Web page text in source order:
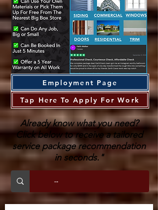
Employment Page
Tap Here To Apply For Work
Already know what you need?
Click below to receive a tailored
service package recommendation
in seconds."